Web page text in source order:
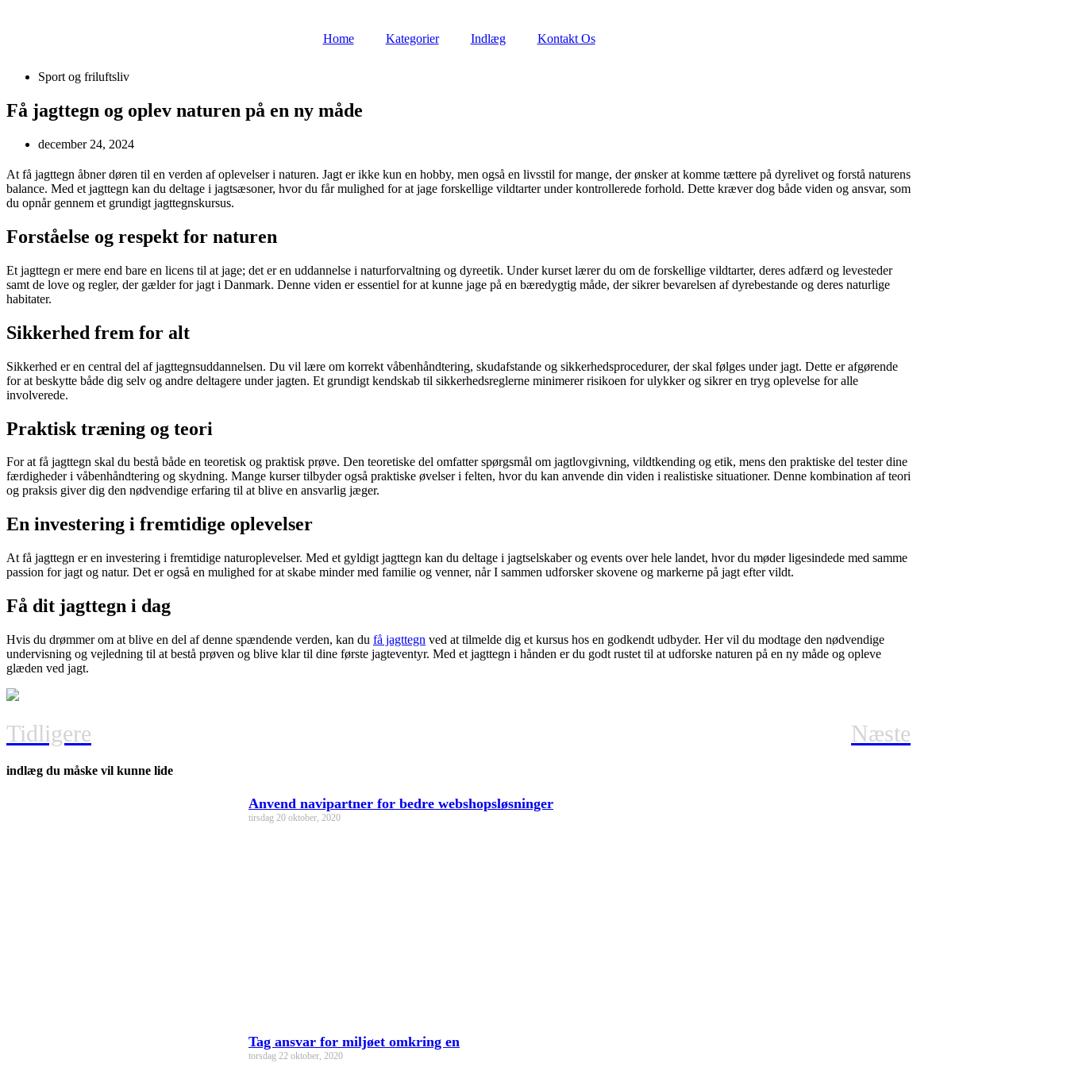
Home Kategorier Indlæg Kontakt Os
Sport og friluftsliv
Få jagttegn og oplev naturen på en ny måde
december 24, 2024
At få jagttegn åbner døren til en verden af oplevelser i naturen. Jagt er ikke kun en hobby, men også en livsstil for mange, der ønsker at komme tættere på dyrelivet og forstå naturens
balance. Med et jagttegn kan du deltage i jagtsæsoner, hvor du får mulighed for at jage forskellige vildtarter under kontrollerede forhold. Dette kræver dog både viden og ansvar, som
du opnår gennem et grundigt jagttegnskursus.
Forståelse og respekt for naturen
Et jagttegn er mere end bare en licens til at jage; det er en uddannelse i naturforvaltning og dyreetik. Under kurset lærer du om de forskellige vildtarter, deres adfærd og levesteder
samt de love og regler, der gælder for jagt i Danmark. Denne viden er essentiel for at kunne jage på en bæredygtig måde, der sikrer bevarelsen af dyrebestande og deres naturlige
habitater.
Sikkerhed frem for alt
Sikkerhed er en central del af jagttegnsuddannelsen. Du vil lære om korrekt våbenhåndtering, skudafstande og sikkerhedsprocedurer, der skal følges under jagt. Dette er afgørende
for at beskytte både dig selv og andre deltagere under jagten. Et grundigt kendskab til sikkerhedsreglerne minimerer risikoen for ulykker og sikrer en tryg oplevelse for alle
involverede.
Praktisk træning og teori
For at få jagttegn skal du bestå både en teoretisk og praktisk prøve. Den teoretiske del omfatter spørgsmål om jagtlovgivning, vildtkending og etik, mens den praktiske del tester dine
færdigheder i våbenhåndtering og skydning. Mange kurser tilbyder også praktiske øvelser i felten, hvor du kan anvende din viden i realistiske situationer. Denne kombination af teori
og praksis giver dig den nødvendige erfaring til at blive en ansvarlig jæger.
En investering i fremtidige oplevelser
At få jagttegn er en investering i fremtidige naturoplevelser. Med et gyldigt jagttegn kan du deltage i jagtselskaber og events over hele landet, hvor du møder ligesindede med samme
passion for jagt og natur. Det er også en mulighed for at skabe minder med familie og venner, når I sammen udforsker skovene og markerne på jagt efter vildt.
Få dit jagttegn i dag
Hvis du drømmer om at blive en del af denne spændende verden, kan du få jagttegn ved at tilmelde dig et kursus hos en godkendt udbyder. Her vil du modtage den nødvendige
undervisning og vejledning til at bestå prøven og blive klar til dine første jagteventyr. Med et jagttegn i hånden er du godt rustet til at udforske naturen på en ny måde og opleve
glæden ved jagt.
Tidligere Næste
indlæg du måske vil kunne lide
Anvend navipartner for bedre webshopsløsninger
tirsdag 20 oktober, 2020
Tag ansvar for miljøet omkring en
torsdag 22 oktober, 2020